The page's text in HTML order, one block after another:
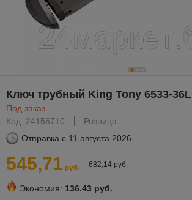
Ключ трубный King Tony 6533-36L
Под заказ
Код: 24156710
Розница
Отправка с 11 августа 2026
545,71 руб. 682,14 руб.
Экономия: 136.43 руб.